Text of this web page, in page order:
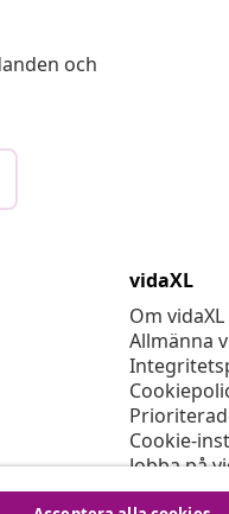
och
vidaXL
Om vidaXL
Allmänna
Cookie-
Jobba på
Säkerhet